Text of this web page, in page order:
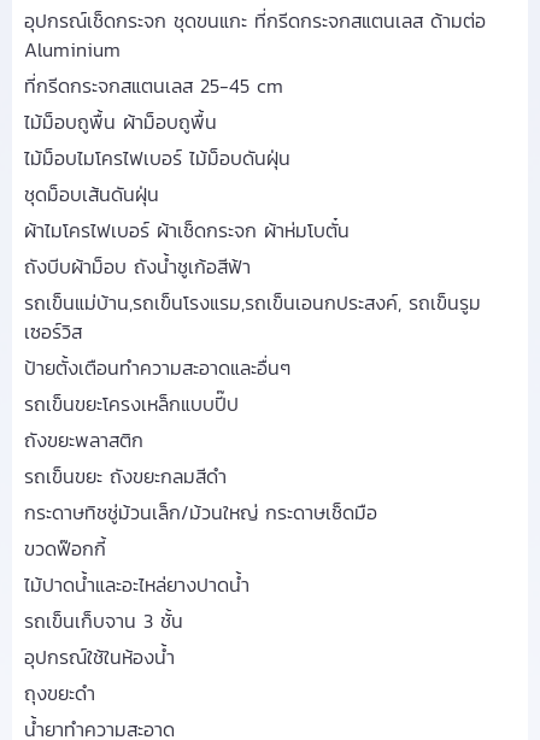
อุปกรณ์เช็ดกระจก ชุดขนแกะ ที่กรีดกระจกสแตนเลส ด้ามต่อ
Aluminium
ที่กรีดกระจกสแตนเลส 25-45 cm
ไม้ม็อบถูพื้น ผ้าม็อบถูพื้น
ไม้ม็อบไมโครไฟเบอร์ ไม้ม็อบดันฝุ่น
ชุดม็อบเส้นดันฝุ่น
ผ้าไมโครไฟเบอร์ ผ้าเช็ดกระจก ผ้าห่มโบตั๋น
ถังบีบผ้าม็อบ ถังน้ำชูเก้อสีฟ้า
รถเข็นแม่บ้าน,รถเข็นโรงแรม,รถเข็นเอนกประสงค์, รถเข็นรูม
เซอร์วิส
ป้ายตั้งเตือนทำความสะอาดและอื่นๆ
รถเข็นขยะโครงเหล็กแบบปี๊ป
ถังขยะพลาสติก
รถเข็นขยะ ถังขยะกลมสีดำ
กระดาษทิชชู่ม้วนเล็ก/ม้วนใหญ่ กระดาษเช็ดมือ
ขวดฟ๊อกกี้
ไม้ปาดน้ำและอะไหล่ยางปาดน้ำ
รถเข็นเก็บจาน 3 ชั้น
อุปกรณ์ใช้ในห้องน้ำ
ถุงขยะดำ
น้ำยาทำความสะอาด